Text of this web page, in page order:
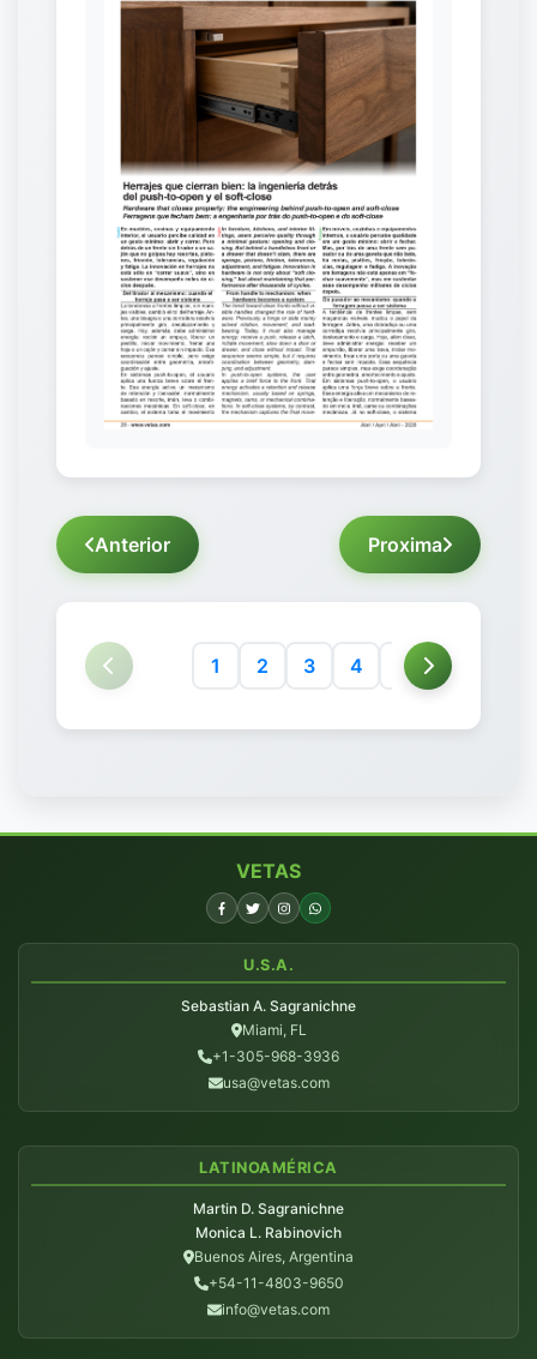
Anterior Proxima
1 2 3 4 5 6
VETAS
U.S.A.
Sebastian A. Sagranichne
Miami, FL
+1-305-968-3936
usa@vetas.com
LATINOAMÉRICA
Martin D. Sagranichne
Monica L. Rabinovich
Buenos Aires, Argentina
+54-11-4803-9650
info@vetas.com